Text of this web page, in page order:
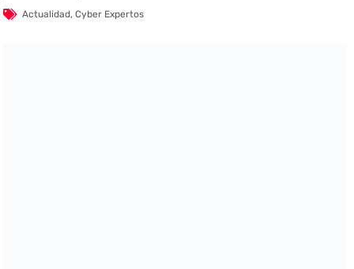
Actualidad,Cyber Expertos